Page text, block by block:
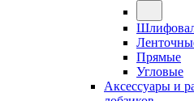
Прямые
Угловые
Аксессуары и